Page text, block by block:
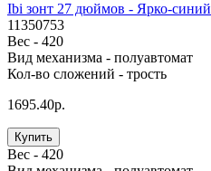
Ibi зонт 27 дюймов - Ярко-синий
11350753
Вес - 420
Вид механизма - полуавтомат
Кол-во сложений - трость
1695.40р.
Купить
Вес - 420